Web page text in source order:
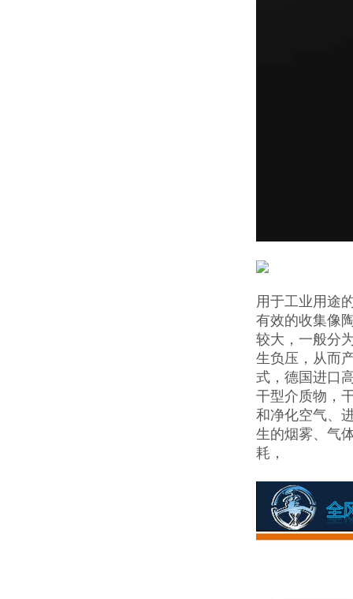
用于工业用途
有效的收集像
较大，一般分
生负压，从而
式，德国进口
干型介质物，
和净化空气、
生的烟雾、气
耗，